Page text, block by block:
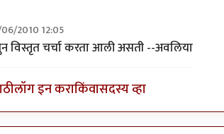
06/2010 12:05
विस्तृत चर्चा करता आली असती --अवलिया
लॉग इन कराकिंवासदस्य व्हा